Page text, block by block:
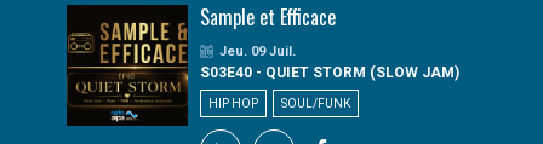
Sample et Efficace
Jeu. 09 Juil.
S03E40 - QUIET STORM (SLOW JAM)
HIP HOP SOUL/FUNK